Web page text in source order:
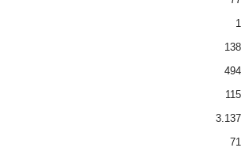
1
138
494
115
3.137
71